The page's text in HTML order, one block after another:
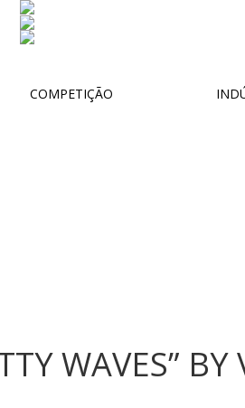
COMPETIÇÃO
WAVES”